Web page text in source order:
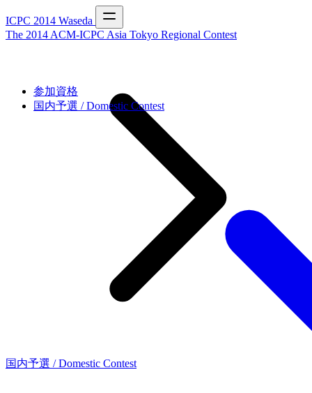
ICPC 2014 Waseda
参加資格
国内予選 / Domestic Contest
The 2014 ACM-ICPC Asia Tokyo Regional Contest
国内予選 / Domestic Contest